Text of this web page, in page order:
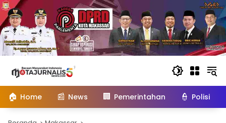
konten
🏠 Home 📰 News 🏢 Pemerintahan 👮 Polisi